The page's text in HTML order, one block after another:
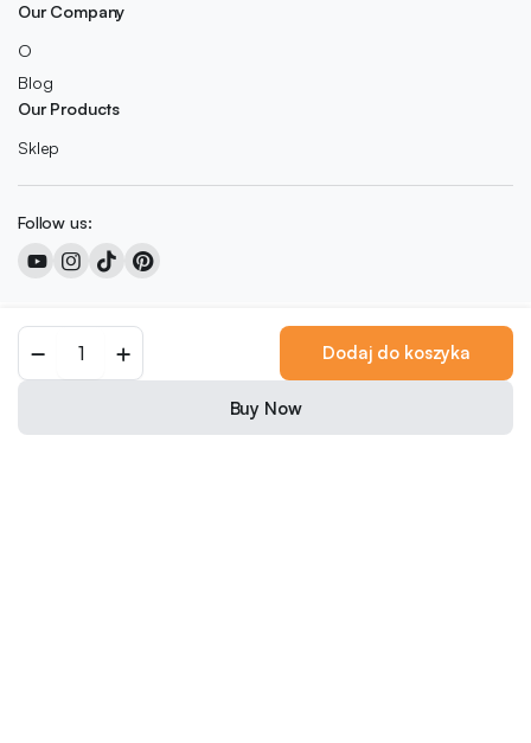
Dodaj do koszyka
Buy Now
Our Company
O
Blog
Our Products
Sklep
Follow us:
Copyright 2026 © Colored Caramel
We accept:
0